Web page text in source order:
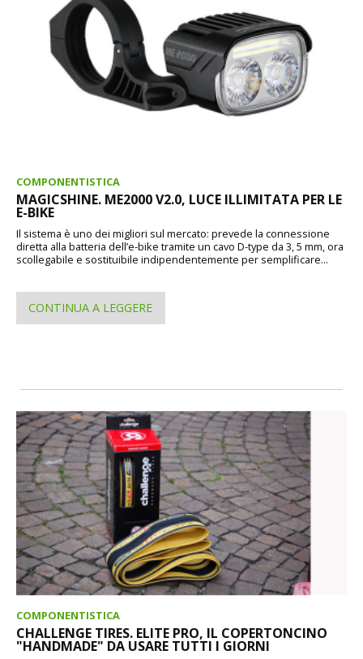
COMPONENTISTICA
MAGICSHINE. ME2000 V2.0, LUCE ILLIMITATA PER LE
E-BIKE
Il sistema è uno dei migliori sul mercato: prevede la connessione
diretta alla batteria dell’e-bike tramite un cavo D-type da 3, 5 mm, ora
scollegabile e sostituibile indipendentemente per semplificare...
CONTINUA A LEGGERE
COMPONENTISTICA
CHALLENGE TIRES. ELITE PRO, IL COPERTONCINO
"HANDMADE" DA USARE TUTTI I GIORNI